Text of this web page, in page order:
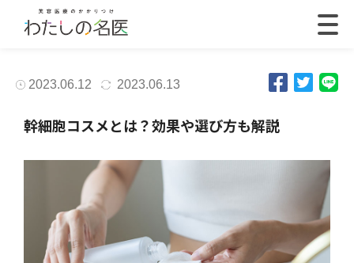
2023.06.12 2023.06.13
幹細胞コスメとは？効果や選び方も解説